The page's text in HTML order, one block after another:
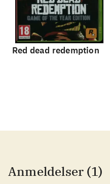
Red dead redemption
Anmeldelser (1)